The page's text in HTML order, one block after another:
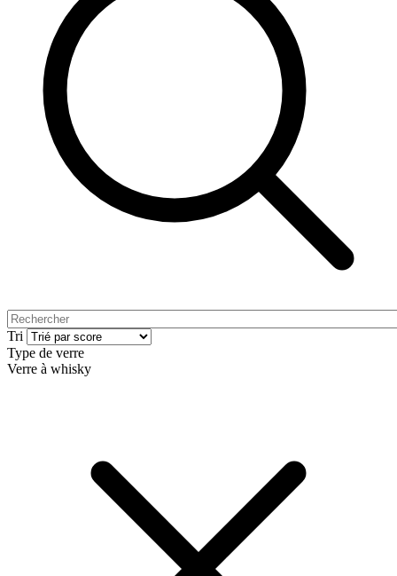
Tri
Type de verre
Verre à whisky